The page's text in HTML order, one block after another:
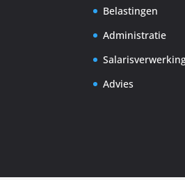
Belastingen
Administratie
Advies